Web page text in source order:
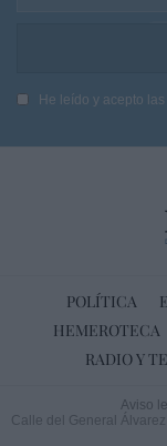
He leído y acepto las
POLÍTICA
HEMEROTECA
RADIO Y
Aviso
Calle del General Álvarez